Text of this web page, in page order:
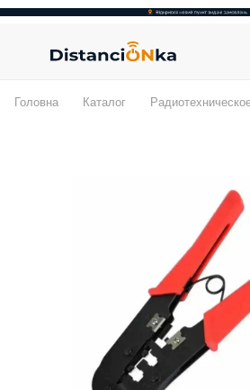
Головна Каталог